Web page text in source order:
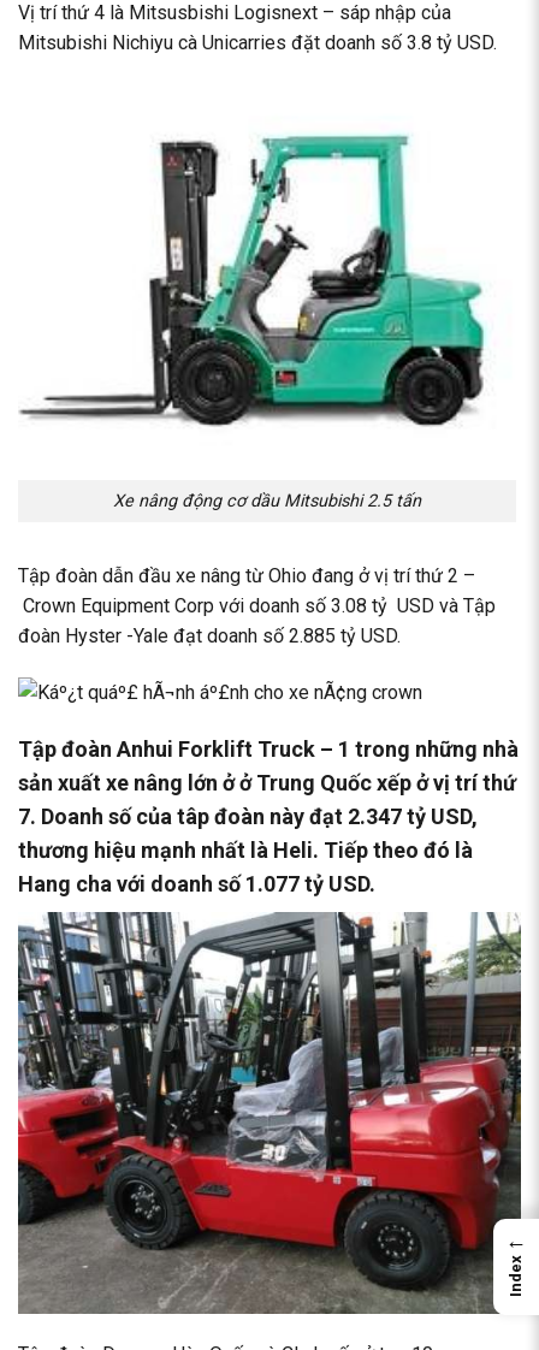
Vị trí thứ 4 là Mitsusbishi Logisnext – sáp nhập của
Mitsubishi Nichiyu cà Unicarries đặt doanh số 3.8 tỷ USD.
Xe nâng động cơ dầu Mitsubishi 2.5 tấn
Tập đoàn dẫn đầu xe nâng từ Ohio đang ở vị trí thứ 2 –
Crown Equipment Corp với doanh số 3.08 tỷ USD và Tập
đoàn Hyster -Yale đạt doanh số 2.885 tỷ USD.
Tập đoàn Anhui Forklift Truck – 1 trong những nhà
sản xuất xe nâng lớn ở ở Trung Quốc xếp ở vị trí thứ
7. Doanh số của tâp đoàn này đạt 2.347 tỷ USD,
thương hiệu mạnh nhất là Heli. Tiếp theo đó là
Hang cha với doanh số 1.077 tỷ USD.
←
Index